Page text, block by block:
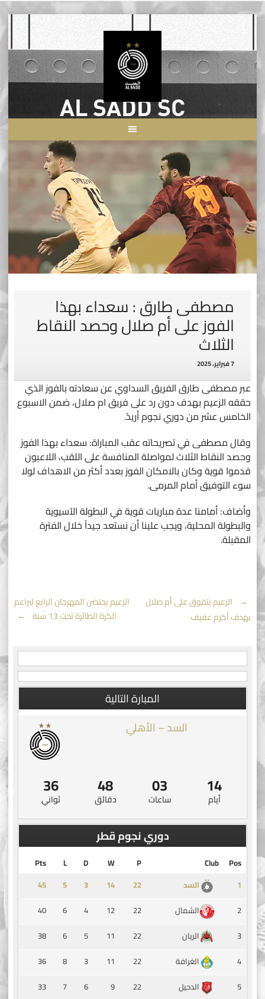
Skip
content
مصطفى طارق : سعداء بهذا
الفوز على أم صلال وحصد النقاط
الثلاث
7 فبراير، 2025
عبر مصطفى طارق الفريق السداوي عن سعادته بالفوز الذي
حققه الزعيم بهدف دون رد على فريق ام صلال، ضمن الاسبوع
الخامس عشر من دوري نجوم أريدُ.
وقال مصطفى في تصريحاته عقب المباراة: سعداء بهذا الفوز
وحصد النقاط الثلاث لمواصلة المنافسة على اللقب، اللاعبون
قدموا قوية وكان بالامكان الفوز بعدد أكثر من الاهداف لولا
سوء التوفيق أمام المرمى.
وأضاف: أمامنا عدة مباريات قوية في البطولة الآسيوية
والبطولة المحلية، ويجب علينا أن نستعد جيداً خلال الفترة
المقبلة.
Post
navigation
←
الزعيم يتفوق على أم صلال
بهدف أكرم عفيف
الزعيم يحتضن المهرجان الرابع لبراعم
الكرة الطائرة تحت 13 سنة
→
المبارة التالية
السد – الأهلي
14
أيام
03
ساعات
48
دقائق
35
ثواني
دوري نجوم قطر
Pos
Club
P
W
D
L
Pts
1
السد ‏22
14
3
5
45
2
الشمال 22
12
4
6
40
3
الريان 22
11
5
6
38
4
الغرافة 22
11
3
8
36
5
الدحيل 22
9
6
7
33